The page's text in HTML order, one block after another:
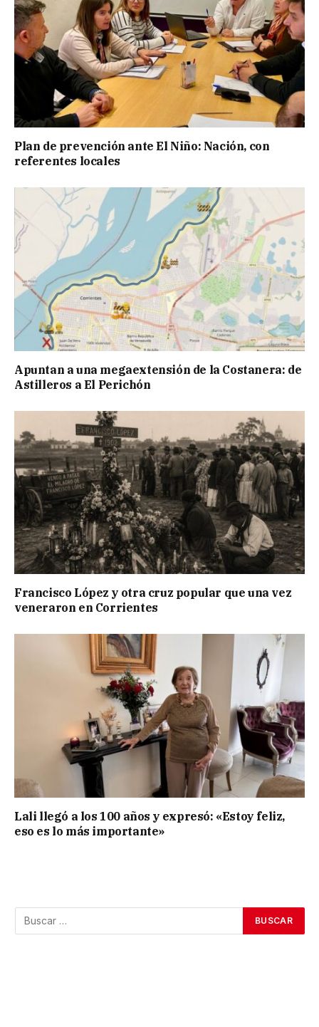
Plan de prevención ante El Niño: Nación, con
referentes locales
Apuntan a una megaextensión de la Costanera: de
Astilleros a El Perichón
Francisco López y otra cruz popular que una vez
veneraron en Corrientes
Lali llegó a los 100 años y expresó: «Estoy feliz,
eso es lo más importante»